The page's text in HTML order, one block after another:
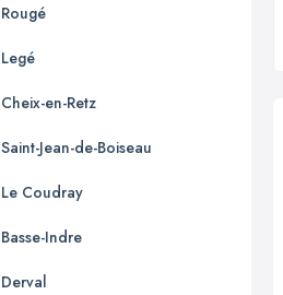
Rougé
Legé
Cheix-en-Retz
Saint-Jean-de-Boiseau
Le Coudray
Basse-Indre
Derval